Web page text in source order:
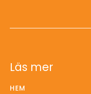
Läs mer
HEM